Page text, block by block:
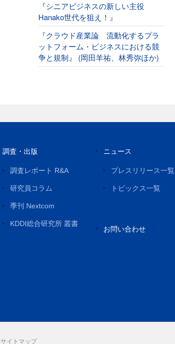
『シニアビジネスの新しい主役
Hanako世代を狙え！』
『クラウド産業論 流動化するプラ
ットフォーム・ビジネスにおける競
争と規制』 (岡田羊祐、林秀弥ほか)
調査・出版
調査レポート R&A
研究員コラム
季刊 Nextcom
KDDI総合研究所 叢書
ニュース
プレスリリース一覧
トピックス一覧
お問い合わせ
サイトマップ